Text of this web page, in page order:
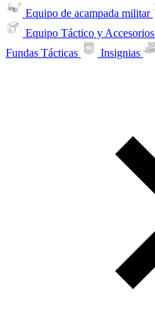
Equipo de acampada militar
Equipo Táctico y Accesorios
Fundas Tácticas
Insignias